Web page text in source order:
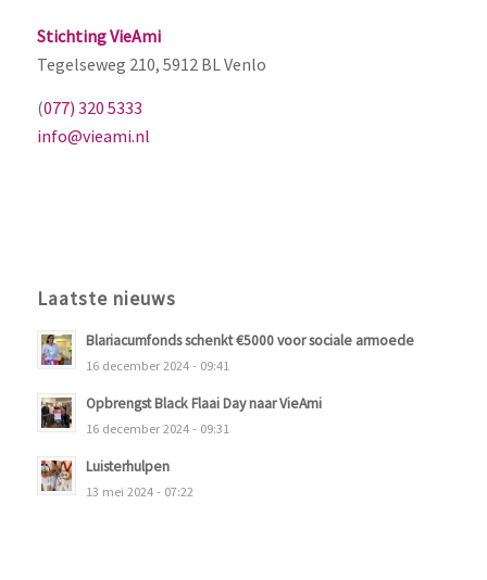
Stichting VieAmi
Tegelseweg 210, 5912 BL Venlo
(077) 320 5333
info@vieami.nl
Laatste nieuws
Blariacumfonds schenkt €5000 voor sociale armoede
16 december 2024 - 09:41
Opbrengst Black Flaai Day naar VieAmi
16 december 2024 - 09:31
Luisterhulpen
13 mei 2024 - 07:22